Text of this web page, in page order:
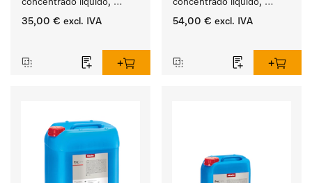
concentrado líquido,
ácido, 5 l para a remoção
35,00 € excl. IVA
concentrado líquido,
ácido, 10 l para a remoção
54,00 € excl. IVA